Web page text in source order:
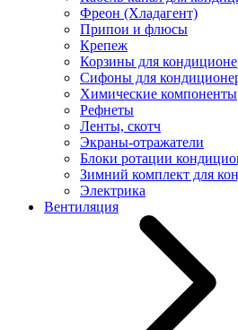
Фреон (Хладагент)
Припои и флюсы
Крепеж
Корзины для
Сифоны для
Химические компоненты
Рефнеты
Ленты, скотч
Экраны-отражатели
Блоки ротации
Зимний комплект для
Электрика
Вентиляция